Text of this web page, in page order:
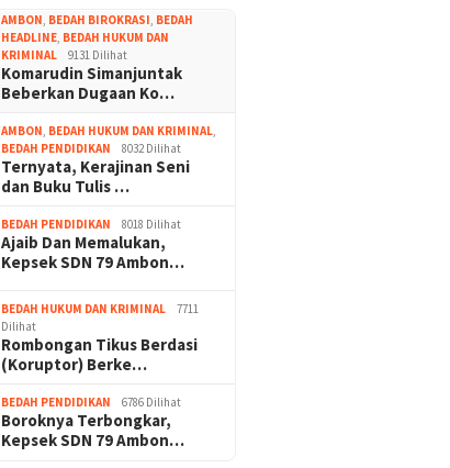
AMBON BEDAH BIROKRASI BEDAH
HEADLINE BEDAH HUKUM DAN
KRIMINAL
9131 Dilihat
Komarudin Simanjuntak
Beberkan Dugaan Ko…
AMBON BEDAH HUKUM DAN KRIMINAL
BEDAH PENDIDIKAN
8032 Dilihat
Ternyata, Kerajinan Seni
dan Buku Tulis …
BEDAH PENDIDIKAN 8018 Dilihat
Ajaib Dan Memalukan,
Kepsek SDN 79 Ambon…
BEDAH HUKUM DAN KRIMINAL
7711
Dilihat
Rombongan Tikus Berdasi
(Koruptor) Berke…
BEDAH PENDIDIKAN 6786 Dilihat
Boroknya Terbongkar,
Kepsek SDN 79 Ambon…